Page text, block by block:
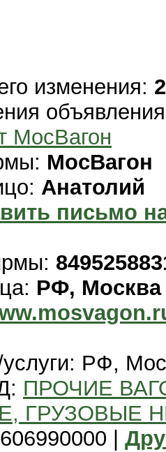
изменения:
МосВагон
МосВагон
Анатолий
письмо
РФ, Москва
РФ,
ПРОЧИЕ
ГРУЗОВЫЕ
|